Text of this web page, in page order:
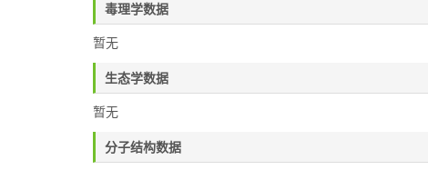
毒理学数据
暂无
生态学数据
暂无
分子结构数据